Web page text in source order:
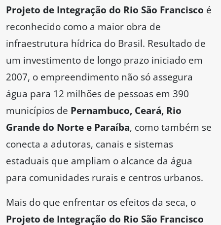
Projeto de Integração do Rio São Francisco é
reconhecido como a maior obra de
infraestrutura hídrica do Brasil. Resultado de
um investimento de longo prazo iniciado em
2007, o empreendimento não só assegura
água para 12 milhões de pessoas em 390
municípios de Pernambuco, Ceará, Rio
Grande do Norte e Paraíba, como também se
conecta a adutoras, canais e sistemas
estaduais que ampliam o alcance da água
para comunidades rurais e centros urbanos.
Mais do que enfrentar os efeitos da seca, o
Projeto de Integração do Rio São Francisco